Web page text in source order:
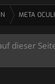
META
dieser